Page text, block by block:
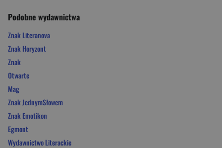
Podobne wydawnictwa
Znak Literanova
Znak Horyzont
Znak
Otwarte
Mag
Znak JednymSłowem
Znak Emotikon
Egmont
Wydawnictwo Literackie